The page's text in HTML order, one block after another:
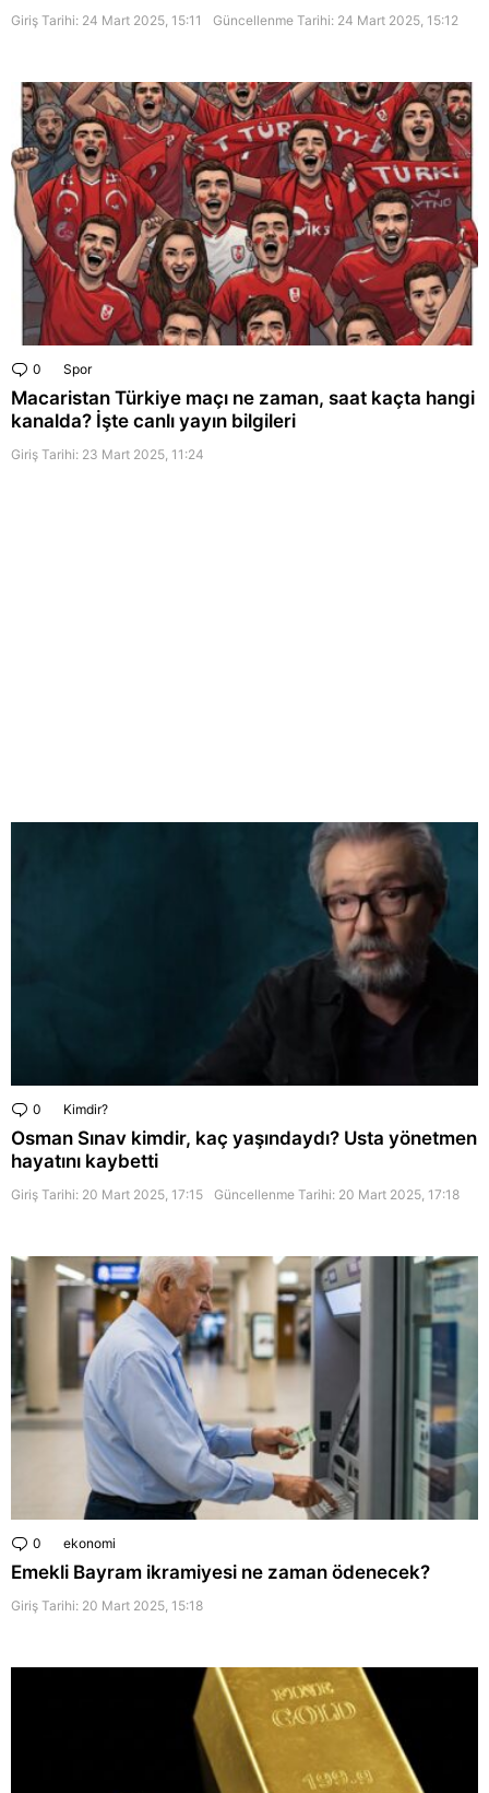
Giriş Tarihi: 24 Mart 2025, 15:11 Güncellenme Tarihi: 24 Mart 2025, 15:12
0 Comments
Spor
Macaristan Türkiye maçı ne zaman, saat kaçta hangi
kanalda? İşte canlı yayın bilgileri
Giriş Tarihi: 23 Mart 2025, 11:24
0 Comments
Kimdir?
Osman Sınav kimdir, kaç yaşındaydı? Usta yönetmen
hayatını kaybetti
Giriş Tarihi: 20 Mart 2025, 17:15 Güncellenme Tarihi: 20 Mart 2025, 17:18
0 Comments
ekonomi
Emekli Bayram ikramiyesi ne zaman ödenecek?
Giriş Tarihi: 20 Mart 2025, 15:18